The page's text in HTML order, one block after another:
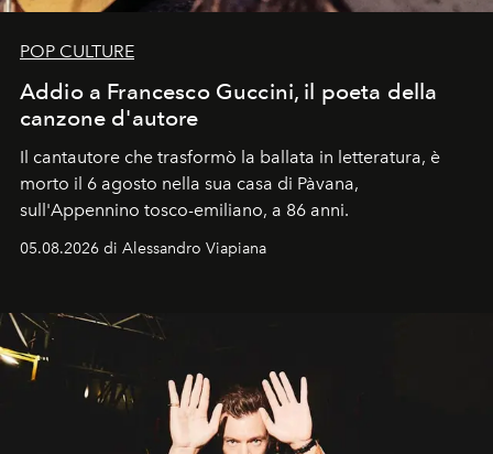
POP CULTURE
Addio a Francesco Guccini, il poeta della
canzone d'autore
Il cantautore che trasformò la ballata in letteratura, è
morto il 6 agosto nella sua casa di Pàvana,
sull'Appennino tosco-emiliano, a 86 anni.
05.08.2026 di Alessandro Viapiana